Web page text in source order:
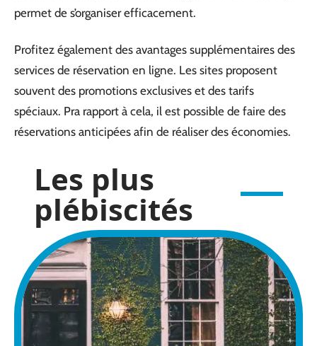
permet de s’organiser efficacement.
Profitez également des avantages supplémentaires des
services de réservation en ligne. Les sites proposent
souvent des promotions exclusives et des tarifs
spéciaux. Pra rapport à cela, il est possible de faire des
réservations anticipées afin de réaliser des économies.
Les plus
plébiscités